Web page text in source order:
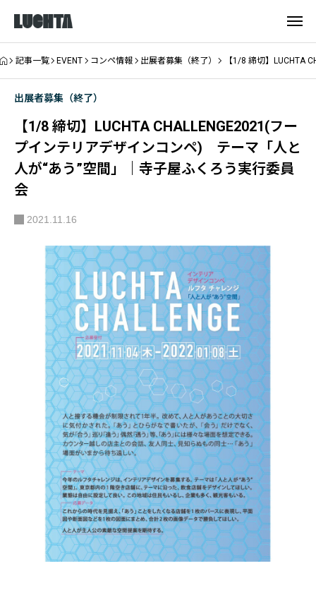
記事一覧 EVENT コンペ情報 出展者募集（終了） 【1/8 締切】LUCHTA
出展者募集（終了）
【1/8 締切】LUCHTA CHALLENGE2021(フー
プインテリアデザインコンペ) テーマ「人と
人が“あう”空間」｜寺子屋ふくろう実行委員
会
2021.11.16